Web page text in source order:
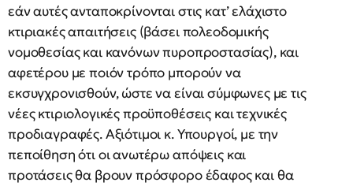
εάν αυτές ανταποκρίνονται στις κατ’ ελάχιστο
κτιριακές απαιτήσεις (βάσει πολεοδομικής
νομοθεσίας και κανόνων πυροπροστασίας), και
αφετέρου με ποιόν τρόπο μπορούν να
εκσυγχρονισθούν, ώστε να είναι σύμφωνες με τις
νέες κτιριολογικές προϋποθέσεις και τεχνικές
προδιαγραφές. Αξιότιμοι κ. Υπουργοί, με την
πεποίθηση ότι οι ανωτέρω απόψεις και
προτάσεις θα βρουν πρόσφορο έδαφος και θα